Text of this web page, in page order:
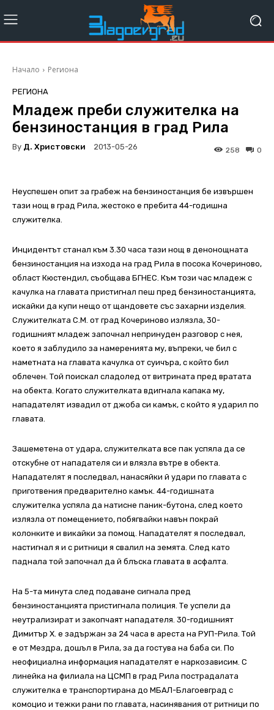
Начало Региона
РЕГИОНА
Младеж преби служителка на
бензиностанция в град Рила
By Д. Христовски 2013-05-26 0
258
Неуспешен опит за грабеж на бензиностанция бе извършен
тази нощ в град Рила, жестоко е пребита 44-годишна
служителка.
Инцидентът станал към 3.30 часа тази нощ в денонощната
бензиностанция на изхода на град Рила в посока Кочериново,
област Кюстендил, съобщава БГНЕС. Към този час младеж с
качулка на главата пристигнал пеш пред бензиностанцията,
искайки да купи нещо от щандовете със захарни изделия.
Служителката С.М. от град Кочериново излязла, 30-
годишният младеж започнал непринуден разговор с нея,
което я заблудило за намеренията му, въпреки, че бил с
наметната на главата качулка от суичъра, с който бил
облечен. Той поискал сладолед от витрината пред вратата
на обекта. Когато служителката вдигнала капака му,
нападателят извадил от джоба си камък, с който я ударил по
главата.
Зашеметена от удара, служителката все пак успяла да се
отскубне от нападателя си и влязла вътре в обекта.
Нападателят я последвал, нанасяйки й удари по главата с
приготвения предварително камък. 44-годишната
служителка успяла да натисне паник-бутона, след което
излязла от помещението, побягвайки навън покрай
колонките и викайки за помощ. Нападателят я последвал,
настигнал я и с ритници я свалил на земята. След като
паднала той започнал да й блъска главата в асфалта.
На 5-та минута след подаване сигнала пред
бензиностанцията пристигнала полиция. Те успели да
неутрализират и закопчаят нападателя. 30-годишният
Димитър Х. е задържан за 24 часа в ареста на РУП-Рила. Той
е от Мездра, дошъл в Рила, за да гостува на баба си. По
неофициална информация нападателят е наркозависим. С
линейка на филиала на ЦСМП в град Рила пострадалата
служителка е транспортирана до МБАЛ-Благоевград с
комоцио и тежки рани по главата, насинявания от ритници по